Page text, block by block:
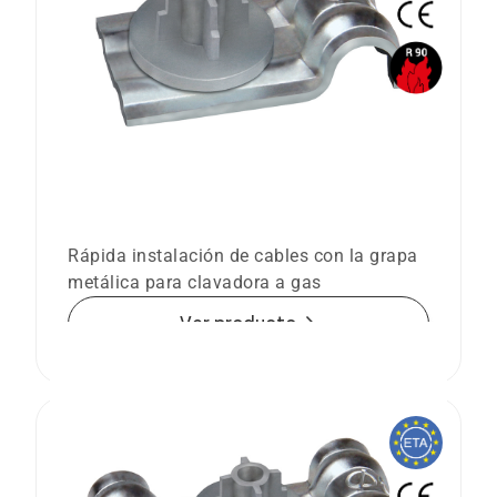
Rápida instalación de cables con la grapa
metálica para clavadora a gas
Ver producto arrow_forward